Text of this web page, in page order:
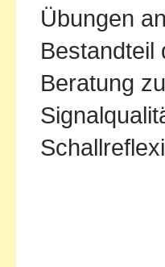
Übungen
Bestandteil
Beratung